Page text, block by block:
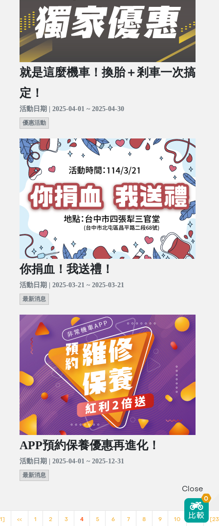
就是這麼機車！換胎＋剎車一次搞
定！
活動日期 | 2025-04-01 ~ 2025-04-30
優惠活動
你捐血！我送禮！
活動日期 | 2025-03-21 ~ 2025-03-21
最新消息
APP預約保養優惠再進化！
活動日期 | 2025-04-01 ~ 2025-12-31
最新消息
<< 1 2 3 4 5 6 7 8 9 10 >>
Close
0